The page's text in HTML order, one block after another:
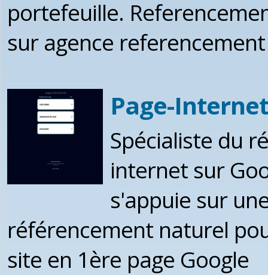
portefeuille.
sur agence
Page-
Spécialiste du
internet sur
s'appuie sur
référencement naturel
site en 1ère page Google